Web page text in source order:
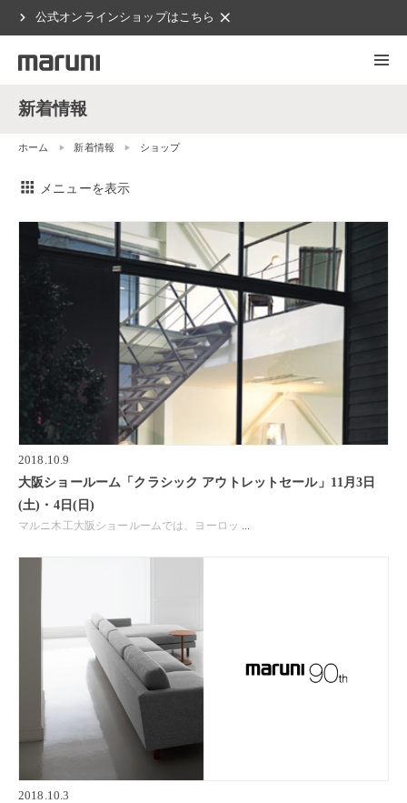
chevron_right 公式オンラインショップはこちら clear
新着情報
ホーム 新着情報 ショップ
apps メニューを表示
2018.10.9
大阪ショールーム「クラシック アウトレットセール」11月3日
(土)・4日(日)
マルニ木工大阪ショールームでは、ヨーロッ
2018.10.3